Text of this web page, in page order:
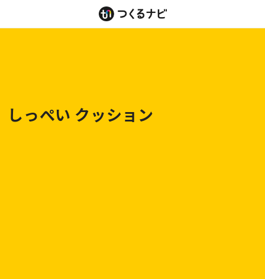
しっぺい クッション